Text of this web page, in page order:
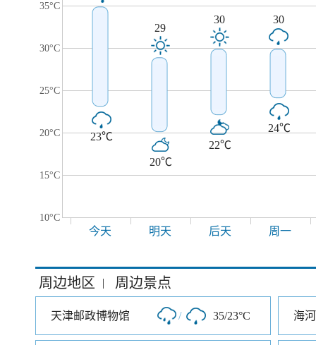
35°C
30°C
25°C
20°C
15°C
10°C
23℃
29
20℃
30
22℃
30
24℃
今天 明天 后天 周一
周边地区 | 周边景点
天津邮政博物馆 / 35/23°C